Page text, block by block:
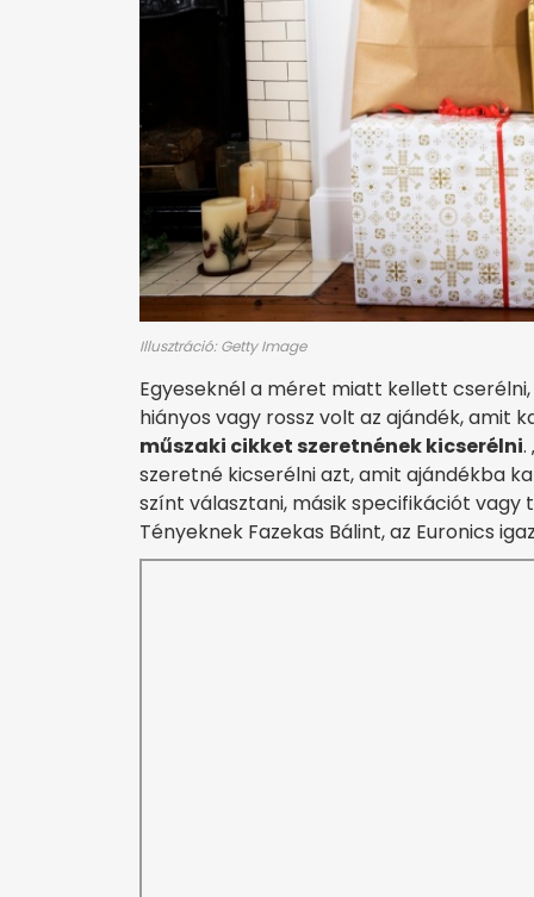
Illusztráció: Getty Image
Egyeseknél a méret miatt kellett
hiányos vagy rossz volt az ajándék, amit
műszaki cikket szeretnének kicserélni.
szeretné kicserélni azt, amit ajándékba
színt választani, másik specifikációt
Tényeknek Fazekas Bálint, az Euronics